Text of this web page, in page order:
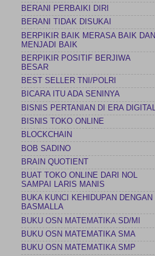
BERANI PERBAIKI DIRI
BERANI TIDAK DISUKAI
BERPIKIR BAIK MERASA BAIK DAN
MENJADI BAIK
BERPIKIR POSITIF BERJIWA
BESAR
BEST SELLER TNI/POLRI
BICARA ITU ADA SENINYA
BISNIS PERTANIAN DI ERA DIGITAL
BISNIS TOKO ONLINE
BLOCKCHAIN
BOB SADINO
BRAIN QUOTIENT
BUAT TOKO ONLINE DARI NOL
SAMPAI LARIS MANIS
BUKA KUNCI KEHIDUPAN DENGAN
BASMALLA
BUKU OSN MATEMATIKA SD/MI
BUKU OSN MATEMATIKA SMA
BUKU OSN MATEMATIKA SMP